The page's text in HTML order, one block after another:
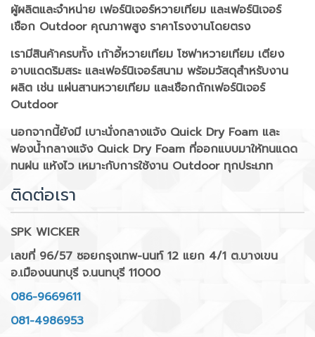
ผู้ผลิตและจำหน่าย เฟอร์นิเจอร์หวายเทียม และเฟอร์นิเจอร์
เชือก Outdoor คุณภาพสูง ราคาโรงงานโดยตรง
เรามีสินค้าครบทั้ง เก้าอี้หวายเทียม โซฟาหวายเทียม เตียง
อาบแดดริมสระ และเฟอร์นิเจอร์สนาม พร้อมวัสดุสำหรับงาน
ผลิต เช่น แผ่นสานหวายเทียม และเชือกถักเฟอร์นิเจอร์
Outdoor
นอกจากนี้ยังมี เบาะนั่งกลางแจ้ง Quick Dry Foam และ
ฟองน้ำกลางแจ้ง Quick Dry Foam ที่ออกแบบมาให้ทนแดด
ทนฝน แห้งไว เหมาะกับการใช้งาน Outdoor ทุกประเภท
ติดต่อเรา
SPK WICKER
เลขที่ 96/57 ซอยกรุงเทพ-นนท์ 12 แยก 4/1 ต.บางเขน
อ.เมืองนนทบุรี จ.นนทบุรี 11000
086-9669611
081-4986953